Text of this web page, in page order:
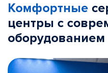
Комфортные
центры с
оборудованием